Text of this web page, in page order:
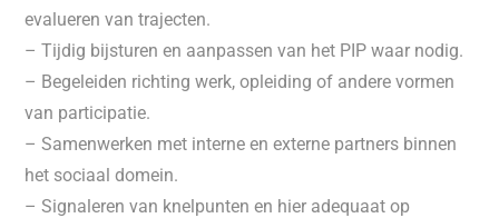
evalueren van trajecten.
– Tijdig bijsturen en aanpassen van het PIP waar nodig.
– Begeleiden richting werk, opleiding of andere vormen
van participatie.
– Samenwerken met interne en externe partners binnen
het sociaal domein.
– Signaleren van knelpunten en hier adequaat op